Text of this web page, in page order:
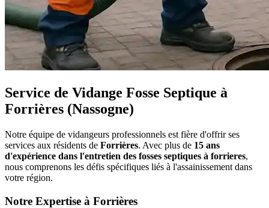
Service de Vidange Fosse Septique à
Forrières (Nassogne)
Notre équipe de vidangeurs professionnels est fière d'offrir ses
services aux résidents de Forrières. Avec plus de 15 ans
d'expérience dans l'entretien des fosses septiques à forrieres,
nous comprenons les défis spécifiques liés à l'assainissement dans
votre région.
Notre Expertise à Forrières